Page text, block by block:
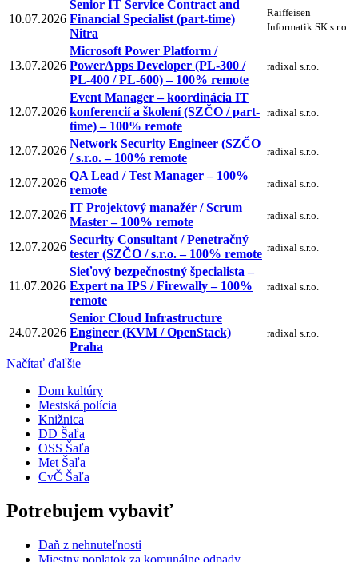
10.07.2026
Senior IT Service Contract and
Financial Specialist (part-time)
Nitra
Raiffeisen
Informatik SK s.r.o.
13.07.2026
Microsoft Power Platform /
PowerApps Developer (PL-300 /
PL-400 / PL-600) – 100% remote
radixal s.r.o.
12.07.2026
Event Manager – koordinácia IT
konferencií a školení (SZČO / part-
time) – 100% remote
radixal s.r.o.
12.07.2026
Network Security Engineer (SZČO
/ s.r.o. – 100% remote
radixal s.r.o.
12.07.2026
QA Lead / Test Manager – 100%
remote
radixal s.r.o.
12.07.2026
IT Projektový manažér / Scrum
Master – 100% remote
radixal s.r.o.
12.07.2026
Security Consultant / Penetračný
tester (SZČO / s.r.o. – 100% remote radixal s.r.o.
11.07.2026
Sieťový bezpečnostný špecialista –
Expert na IPS / Firewally – 100%
remote
radixal s.r.o.
24.07.2026
Senior Cloud Infrastructure
Engineer (KVM / OpenStack)
Praha
radixal s.r.o.
Načítať ďaľšie
Dom kultúry
Mestská polícia
Knižnica
DD Šaľa
OSS Šaľa
Met Šaľa
CvČ Šaľa
Potrebujem vybaviť
Daň z nehnuteľnosti
Miestny poplatok za komunálne odpady